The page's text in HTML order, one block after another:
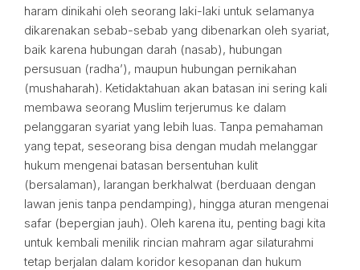
haram dinikahi oleh seorang laki-laki untuk selamanya
dikarenakan sebab-sebab yang dibenarkan oleh syariat,
baik karena hubungan darah (nasab), hubungan
persusuan (radha’), maupun hubungan pernikahan
(mushaharah). Ketidaktahuan akan batasan ini sering kali
membawa seorang Muslim terjerumus ke dalam
pelanggaran syariat yang lebih luas. Tanpa pemahaman
yang tepat, seseorang bisa dengan mudah melanggar
hukum mengenai batasan bersentuhan kulit
(bersalaman), larangan berkhalwat (berduaan dengan
lawan jenis tanpa pendamping), hingga aturan mengenai
safar (bepergian jauh). Oleh karena itu, penting bagi kita
untuk kembali menilik rincian mahram agar silaturahmi
tetap berjalan dalam koridor kesopanan dan hukum